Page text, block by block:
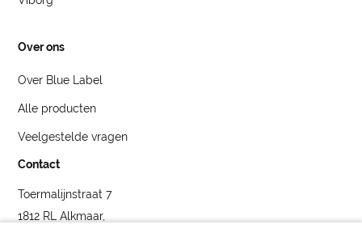
Over ons
Over Blue Label
Alle producten
Veelgestelde vragen
Contact
Toermalijnstraat 7
1812 RL Alkmaar,